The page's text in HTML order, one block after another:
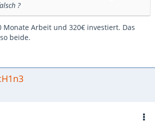
?
Monate Arbeit und 320€ investiert. Das
beide.